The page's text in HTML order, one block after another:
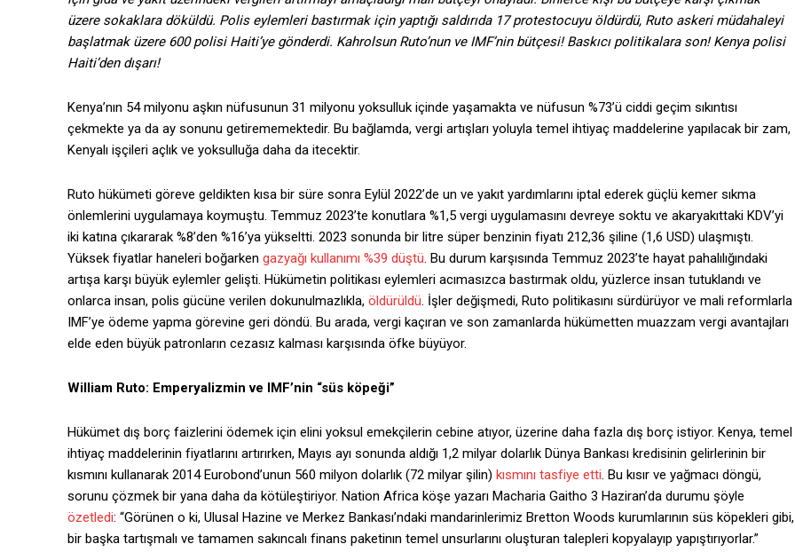
üzere sokaklara döküldü. Polis eylemleri bastırmak için yaptığı saldırıda 17 protestocuyu öldürdü, Ruto askeri müdahaleyi
başlatmak üzere 600 polisi Haiti’ye gönderdi. Kahrolsun Ruto’nun ve IMF’nin bütçesi! Baskıcı politikalara son! Kenya polisi
Haiti’den dışarı!
Kenya’nın 54 milyonu aşkın nüfusunun 31 milyonu yoksulluk içinde yaşamakta ve nüfusun %73’ü ciddi geçim sıkıntısı
çekmekte ya da ay sonunu getirememektedir. Bu bağlamda, vergi artışları yoluyla temel ihtiyaç maddelerine yapılacak bir zam,
Kenyalı işçileri açlık ve yoksulluğa daha da itecektir.
Ruto hükümeti göreve geldikten kısa bir süre sonra Eylül 2022’de un ve yakıt yardımlarını iptal ederek güçlü kemer sıkma
önlemlerini uygulamaya koymuştu. Temmuz 2023’te konutlara %1,5 vergi uygulamasını devreye soktu ve akaryakıttaki KDV’yi
iki katına çıkararak %8’den %16’ya yükseltti. 2023 sonunda bir litre süper benzinin fiyatı 212,36 şiline (1,6 USD) ulaşmıştı.
Yüksek fiyatlar haneleri boğarken gazyağı kullanımı %39 düştü. Bu durum karşısında Temmuz 2023’te hayat pahalılığındaki
artışa karşı büyük eylemler gelişti. Hükümetin politikası eylemleri acımasızca bastırmak oldu, yüzlerce insan tutuklandı ve
onlarca insan, polis gücüne verilen dokunulmazlıkla, öldürüldü. İşler değişmedi, Ruto politikasını sürdürüyor ve mali reformlarla
IMF’ye ödeme yapma görevine geri döndü. Bu arada, vergi kaçıran ve son zamanlarda hükümetten muazzam vergi avantajları
elde eden büyük patronların cezasız kalması karşısında öfke büyüyor.
William Ruto: Emperyalizmin ve IMF’nin “süs köpeği”
Hükümet dış borç faizlerini ödemek için elini yoksul emekçilerin cebine atıyor, üzerine daha fazla dış borç istiyor. Kenya, temel
ihtiyaç maddelerinin fiyatlarını artırırken, Mayıs ayı sonunda aldığı 1,2 milyar dolarlık Dünya Bankası kredisinin gelirlerinin bir
kısmını kullanarak 2014 Eurobond’unun 560 milyon dolarlık (72 milyar şilin) kısmını tasfiye etti. Bu kısır ve yağmacı döngü,
sorunu çözmek bir yana daha da kötüleştiriyor. Nation Africa köşe yazarı Macharia Gaitho 3 Haziran’da durumu şöyle
özetledi: “Görünen o ki, Ulusal Hazine ve Merkez Bankası’ndaki mandarinlerimiz Bretton Woods kurumlarının süs köpekleri gibi,
bir başka tartışmalı ve tamamen sakıncalı finans paketinın temel unsurlarını oluşturan talepleri kopyalayıp yapıştırıyorlar.”